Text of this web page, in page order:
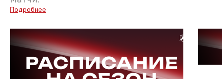
Подробнее